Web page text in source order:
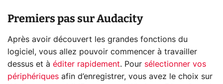
Premiers pas sur Audacity
Après avoir découvert les grandes fonctions du
logiciel, vous allez pouvoir commencer à travailler
dessus et à éditer rapidement. Pour sélectionner vos
périphériques afin d’enregistrer, vous avez le choix sur